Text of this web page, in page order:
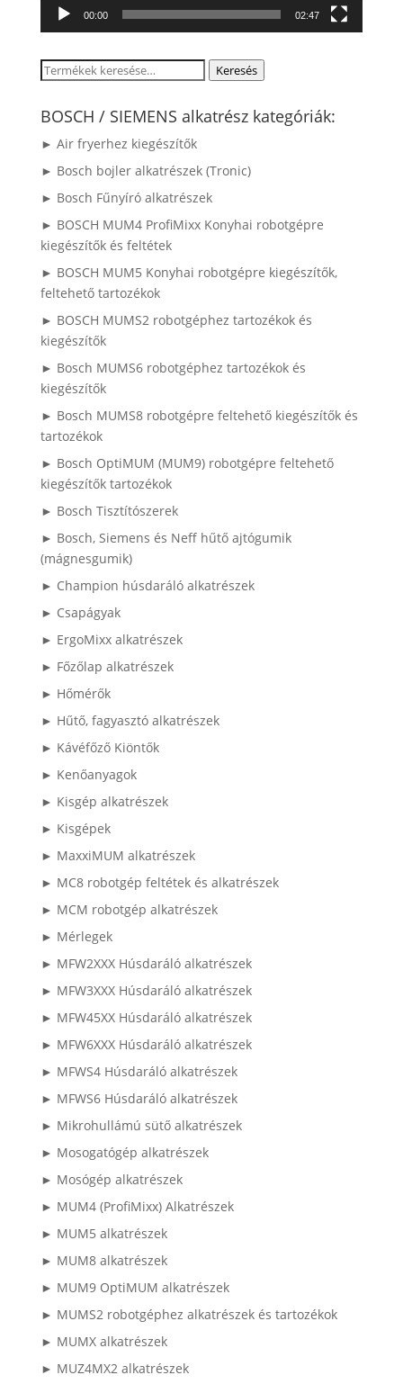
00:00 02:47
Keresés
következőre:
Keresés
BOSCH / SIEMENS alkatrész kategóriák:
► Air fryerhez kiegészítők
► Bosch bojler alkatrészek (Tronic)
► Bosch Fűnyíró alkatrészek
► BOSCH MUM4 ProfiMixx Konyhai robotgépre
kiegészítők és feltétek
► BOSCH MUM5 Konyhai robotgépre kiegészítők,
feltehető tartozékok
► BOSCH MUMS2 robotgéphez tartozékok és
kiegészítők
► Bosch MUMS6 robotgéphez tartozékok és
kiegészítők
► Bosch MUMS8 robotgépre feltehető kiegészítők és
tartozékok
► Bosch OptiMUM (MUM9) robotgépre feltehető
kiegészítők tartozékok
► Bosch Tisztítószerek
► Bosch, Siemens és Neff hűtő ajtógumik
(mágnesgumik)
► Champion húsdaráló alkatrészek
► Csapágyak
► ErgoMixx alkatrészek
► Főzőlap alkatrészek
► Hőmérők
► Hűtő, fagyasztó alkatrészek
► Kávéfőző Kiöntők
► Kenőanyagok
► Kisgép alkatrészek
► Kisgépek
► MaxxiMUM alkatrészek
► MC8 robotgép feltétek és alkatrészek
► MCM robotgép alkatrészek
► Mérlegek
► MFW2XXX Húsdaráló alkatrészek
► MFW3XXX Húsdaráló alkatrészek
► MFW45XX Húsdaráló alkatrészek
► MFW6XXX Húsdaráló alkatrészek
► MFWS4 Húsdaráló alkatrészek
► MFWS6 Húsdaráló alkatrészek
► Mikrohullámú sütő alkatrészek
► Mosogatógép alkatrészek
► Mosógép alkatrészek
► MUM4 (ProfiMixx) Alkatrészek
► MUM5 alkatrészek
► MUM8 alkatrészek
► MUM9 OptiMUM alkatrészek
► MUMS2 robotgéphez alkatrészek és tartozékok
► MUMX alkatrészek
► MUZ4MX2 alkatrészek